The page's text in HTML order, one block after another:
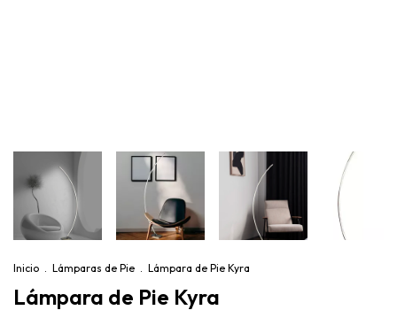
Inicio Lámparas de Pie Lámpara de Pie Kyra
Lámpara de Pie Kyra